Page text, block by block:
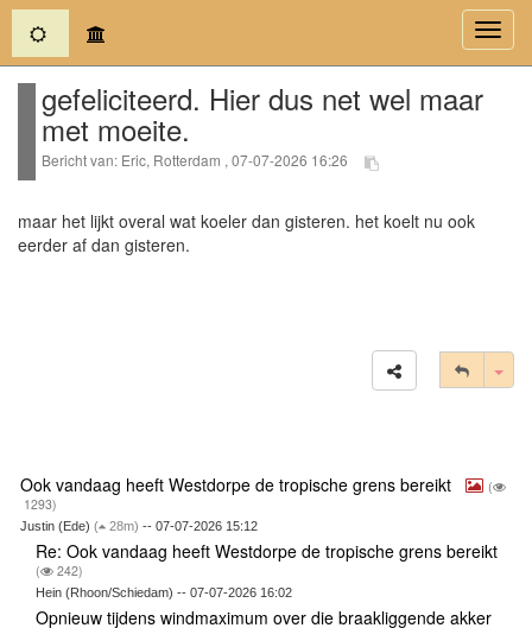
(current)
gefeliciteerd. Hier dus net wel maar
met moeite.
Bericht van: Eric, Rotterdam , 07-07-2026 16:26
maar het lijkt overal wat koeler dan gisteren. het koelt nu ook
eerder af dan gisteren.
Ook vandaag heeft Westdorpe de tropische grens bereikt
(
1293)
Justin (Ede) ( 28m) -- 07-07-2026 15:12
Re: Ook vandaag heeft Westdorpe de tropische grens bereikt
( 242)
Hein (Rhoon/Schiedam) -- 07-07-2026 16:02
Opnieuw tijdens windmaximum over die braakliggende akker